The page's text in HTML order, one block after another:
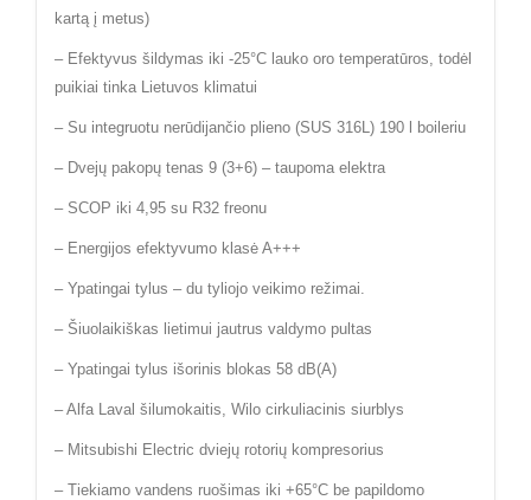
kartą į metus)
– Efektyvus šildymas iki -25°C lauko oro temperatūros, todėl
puikiai tinka Lietuvos klimatui
– Su integruotu nerūdijančio plieno (SUS 316L) 190 l boileriu
– Dvejų pakopų tenas 9 (3+6) – taupoma elektra
– SCOP iki 4,95 su R32 freonu
– Energijos efektyvumo klasė A+++
– Ypatingai tylus – du tyliojo veikimo režimai.
– Šiuolaikiškas lietimui jautrus valdymo pultas
– Ypatingai tylus išorinis blokas 58 dB(A)
– Alfa Laval šilumokaitis, Wilo cirkuliacinis siurblys
– Mitsubishi Electric dviejų rotorių kompresorius
– Tiekiamo vandens ruošimas iki +65°C be papildomo